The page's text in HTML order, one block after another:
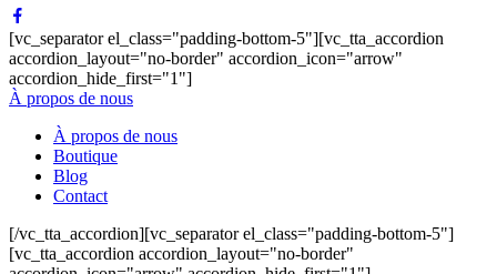
[vc_separator el_class="padding-bottom-5"][vc_tta_accordion
accordion_layout="no-border" accordion_icon="arrow"
accordion_hide_first="1"]
À propos de nous
À propos de nous
Boutique
Blog
Contact
[/vc_tta_accordion][vc_separator el_class="padding-bottom-5"]
[vc_tta_accordion accordion_layout="no-border"